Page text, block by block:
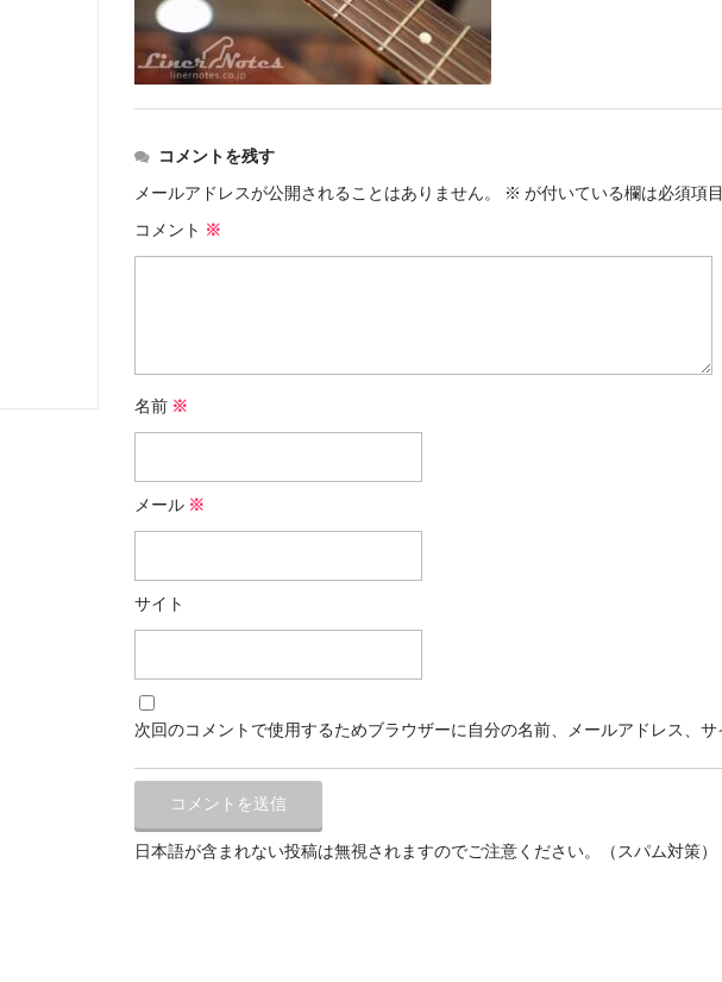
コメントを残す
メールアドレスが公開されることはありません。
※ が付いている欄は必須項
コメント ※
名前 ※
メール ※
サイト
次回のコメントで使用するためブラウザーに自分の名前、メールアドレス、
日本語が含まれない投稿は無視されますのでご注意ください。（スパム対策）